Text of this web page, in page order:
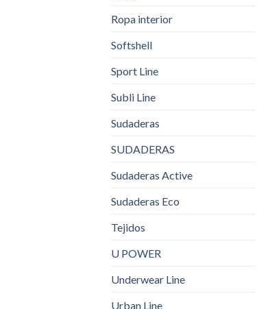
Ropa interior
Softshell
Sport Line
Subli Line
Sudaderas
SUDADERAS
Sudaderas Active
Sudaderas Eco
Tejidos
U POWER
Underwear Line
Urban Line